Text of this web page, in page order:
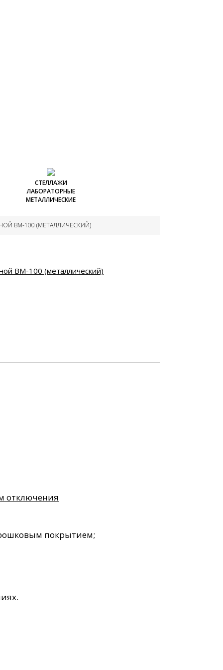
СТЕЛЛАЖИ
ЛАБОРАТОРНЫЕ
МЕТАЛЛИЧЕСКИЕ
ВМ-100 (МЕТАЛЛИЧЕСКИЙ)
отключения
покрытием;